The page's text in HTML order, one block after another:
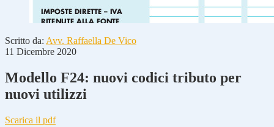
Scritto da: Avv. Raffaella De Vico
11 Dicembre 2020
Modello F24: nuovi codici tributo per
nuovi utilizzi
Scarica il pdf